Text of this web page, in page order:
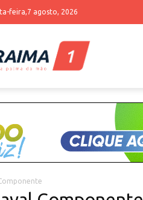
feira,7 agosto, 2026